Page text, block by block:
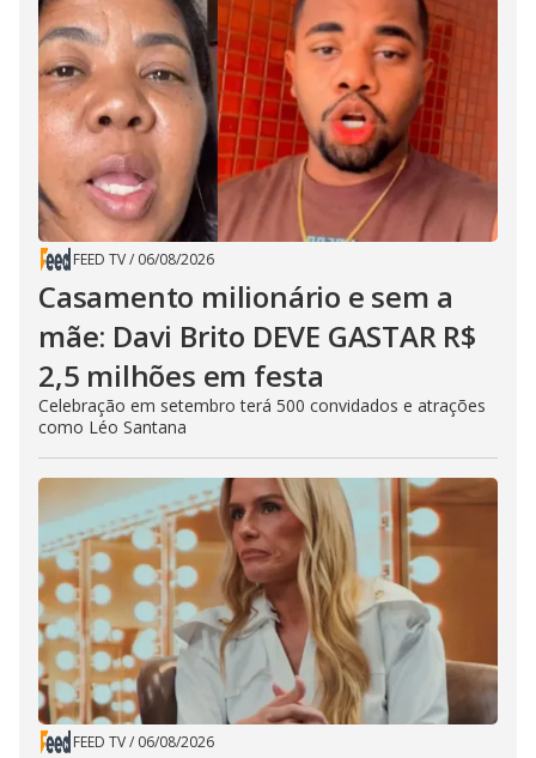
FEED TV/ 06/08/2026
Casamento milionário e sem a
mãe: Davi Brito DEVE GASTAR R$
2,5 milhões em festa
Celebração em setembro terá 500 convidados e atrações
como Léo Santana
FEED TV/ 06/08/2026